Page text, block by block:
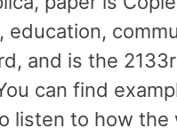
and is the
can find
listen to how